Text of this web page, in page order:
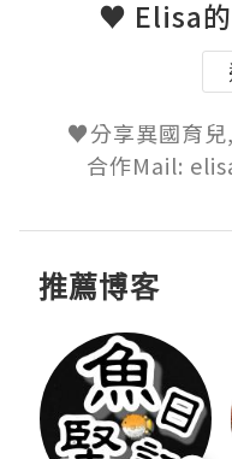
♥ Elisa
♥分享異國育
合作Mail:
推薦博客